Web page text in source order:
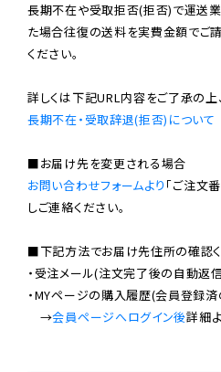
長期不在や受取拒否(拒否)で運送
た場合往復の送料を実費金額でご
ください。
長期不在・受取辞退(拒否)について
お問い合わせフォームより 「ご注文
しご連絡ください。
■下記方法でお届け先住所の確認く
・受注メール(注文完了後の自動返
・MYページの購入履歴(会員登録
→会員ページへログイン後詳細